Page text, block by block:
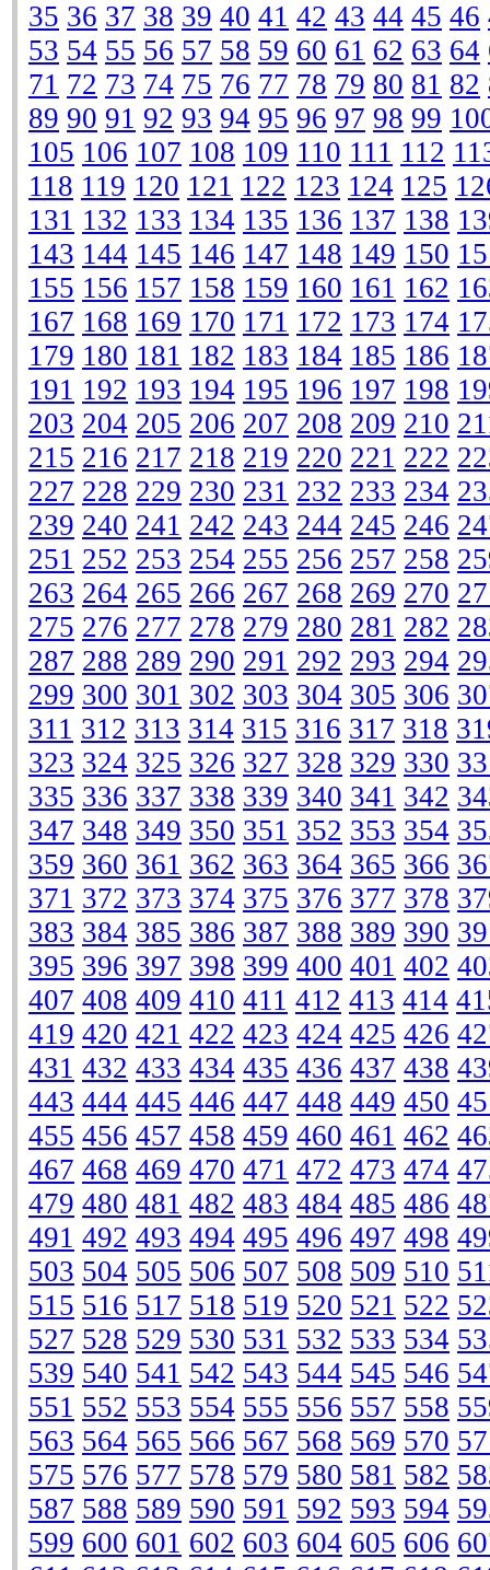
35 36 37 38 39 40 41 42 43 44 45 46
53 54 55 56 57 58 59 60 61 62 63 64
71 72 73 74 75 76 77 78 79 80 81 82
89 90 91 92 93 94 95 96 97 98 99
105 106 107 108 109 110 111 112
118 119 120 121 122 123 124 125
131 132 133 134 135 136 137 138
143 144 145 146 147 148 149 150
155 156 157 158 159 160 161 162
167 168 169 170 171 172 173 174
179 180 181 182 183 184 185 186
191 192 193 194 195 196 197 198
203 204 205 206 207 208 209 210
215 216 217 218 219 220 221 222
227 228 229 230 231 232 233 234
239 240 241 242 243 244 245 246
251 252 253 254 255 256 257 258
263 264 265 266 267 268 269 270
275 276 277 278 279 280 281 282
287 288 289 290 291 292 293 294
299 300 301 302 303 304 305 306
311 312 313 314 315 316 317 318
323 324 325 326 327 328 329 330
335 336 337 338 339 340 341 342
347 348 349 350 351 352 353 354
359 360 361 362 363 364 365 366
371 372 373 374 375 376 377 378
383 384 385 386 387 388 389 390
395 396 397 398 399 400 401 402
407 408 409 410 411 412 413 414
419 420 421 422 423 424 425 426
431 432 433 434 435 436 437 438
443 444 445 446 447 448 449 450
455 456 457 458 459 460 461 462
467 468 469 470 471 472 473 474
479 480 481 482 483 484 485 486
491 492 493 494 495 496 497 498
503 504 505 506 507 508 509 510
515 516 517 518 519 520 521 522
527 528 529 530 531 532 533 534
539 540 541 542 543 544 545 546
551 552 553 554 555 556 557 558
563 564 565 566 567 568 569 570
575 576 577 578 579 580 581 582
587 588 589 590 591 592 593 594
599 600 601 602 603 604 605 606